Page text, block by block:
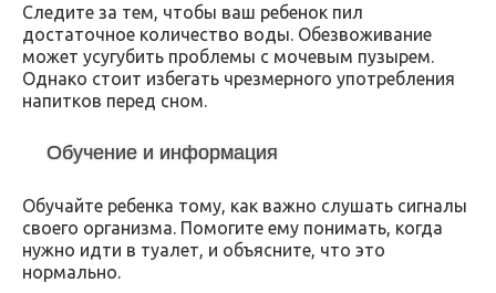
Следите за тем, чтобы ваш ребенок пил
достаточное количество воды. Обезвоживание
может усугубить проблемы с мочевым пузырем.
Однако стоит избегать чрезмерного употребления
напитков перед сном.
Обучение и информация
Обучайте ребенка тому, как важно слушать сигналы
своего организма. Помогите ему понимать, когда
нужно идти в туалет, и объясните, что это
нормально.